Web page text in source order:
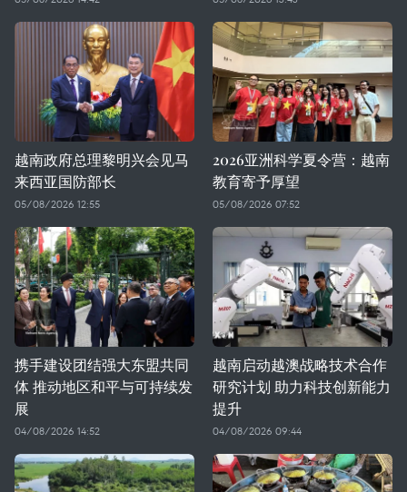
越南政府总理黎明兴会见马
来西亚国防部长
05/08/2026 12:55
2026亚洲科学夏令营：越南
教育寄予厚望
05/08/2026 07:52
携手建设团结强大东盟共同
体 推动地区和平与可持续发
展
04/08/2026 14:52
越南启动越澳战略技术合作
研究计划 助力科技创新能力
提升
04/08/2026 09:44